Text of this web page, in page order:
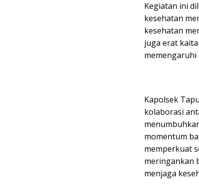
Kegiatan ini
kesehatan
kesehatan
juga erat
Kapolsek
kolaborasi
momentum
memperkuat
meringankan
menjaga